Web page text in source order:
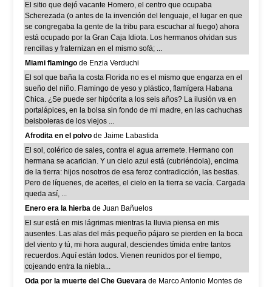
El sitio que dejó vacante Homero, el centro que ocupaba
Scherezada (o antes de la invención del lenguaje, el lugar en que
se congregaba la gente de la tribu para escuchar al fuego) ahora
está ocupado por la Gran Caja Idiota. Los hermanos olvidan sus
rencillas y fraternizan en el mismo sofá; ...
Miami flamingo de Enzia Verduchi
El sol que baña la costa Florida no es el mismo que engarza en el
sueño del niño. Flamingo de yeso y plástico, flamígera Habana
Chica. ¿Se puede ser hipócrita a los seis años? La ilusión va en
portalápices, en la bolsa sin fondo de mi madre, en las cachuchas
beisboleras de los viejos ...
Afrodita en el polvo de Jaime Labastida
El sol, colérico de sales, contra el agua arremete. Hermano con
hermana se acarician. Y un cielo azul está (cubriéndola), encima
de la tierra: hijos nosotros de esa feroz contradicción, las bestias.
Pero de líquenes, de aceites, el cielo en la tierra se vacía. Cargada
queda así, ...
Enero era la hierba de Juan Bañuelos
El sur está en mis lágrimas mientras la lluvia piensa en mis
ausentes. Las alas del más pequeño pájaro se pierden en la boca
del viento y tú, mi hora augural, desciendes tímida entre tantos
recuerdos. Aquí están todos. Vienen reunidos por el tiempo,
cojeando entra la niebla...
Oda por la muerte del Che Guevara de Marco Antonio Montes de